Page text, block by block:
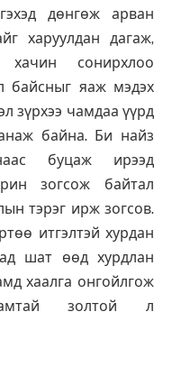
дөнгөж арван
харуулдан дагаж,
хачин сонирхлоо
байсныг яаж мэдэх
зүрхээ чамдаа үүрд
байна. Би найз
буцаж ирээд
зогсож байтал
тэрэг ирж зогсов.
итгэлтэй хурдан
шат өөд хурдлан
хаалга онгойлгож
золтой л